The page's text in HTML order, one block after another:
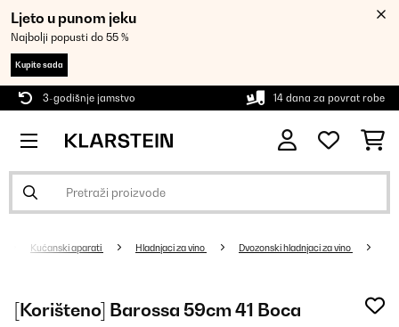
Ljeto u punom jeku
Najbolji popusti do 55 %
Kupite sada
3-godišnje jamstvo 14 dana za povrat robe
Kućanski aparati Hladnjaci za vino Dvozonski hladnjaci za vino
[Korišteno] Barossa 59cm 41 Boca